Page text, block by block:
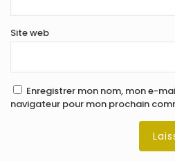
Site web
Enregistrer mon nom, mon e-
navigateur pour mon prochain